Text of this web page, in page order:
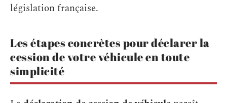
législation française.
Les étapes concrètes pour déclarer la
cession de votre véhicule en toute
simplicité